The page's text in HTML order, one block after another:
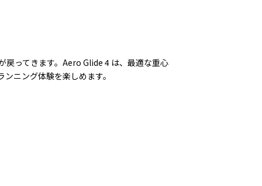
戻ってきます。Aero Glide 4 は、最適な重心
ニング体験を楽しめます。